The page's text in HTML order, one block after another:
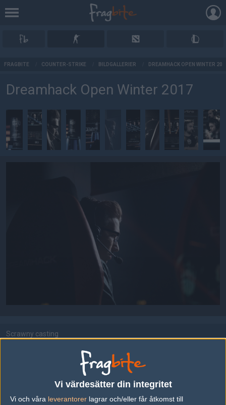
Vi värdesätter din integritet
Vi och våra leverantorer lagrar och/eller får åtkomst till
FRAGBITE COUNTER-STRIKE BILDGALLERIER DREAMHACK OPEN WINTER
Dreamhack Open Winter 2017
Scrawny casting
DELA DETTA PÅ INTERNET